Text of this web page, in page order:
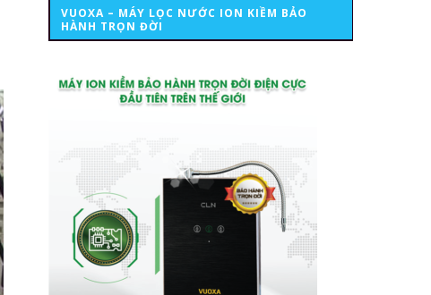
VUOXA – MÁY LỌC NƯỚC ION KIỀM BẢO
HÀNH TRỌN ĐỜI